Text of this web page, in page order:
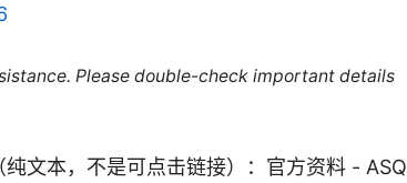
Please double-check important details
文本，不是可点击链接）：官方资料 - ASQ